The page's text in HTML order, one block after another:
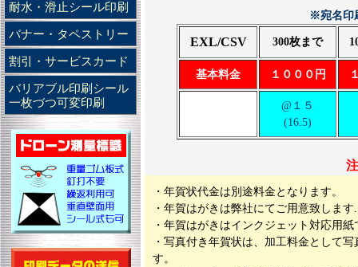
耐水・滑止シール印刷
バナー・タペストリー
割引・サービスカード
バリアブル印刷シール
一枚づつ可変印刷
※宛名印
EXL/CSV 300枚まで
基本料金 １０００円
@１５
(16.5)
・年賀状代金は別途料金となります。
・年賀はがきは弊社にてご用意致しま
・年賀はがきはインクジェット対応用
・写真付き年賀状は、加工料金として
す。